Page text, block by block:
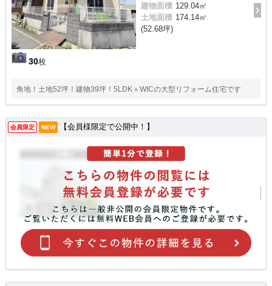
30枚
建物面積 129.04㎡
土地面積 174.14㎡
(52.68坪)
角地！土地52坪！建物39坪！5LDK＋WICの大型リフォーム住宅です
会員限定 NEW 【会員様限定で公開中！】